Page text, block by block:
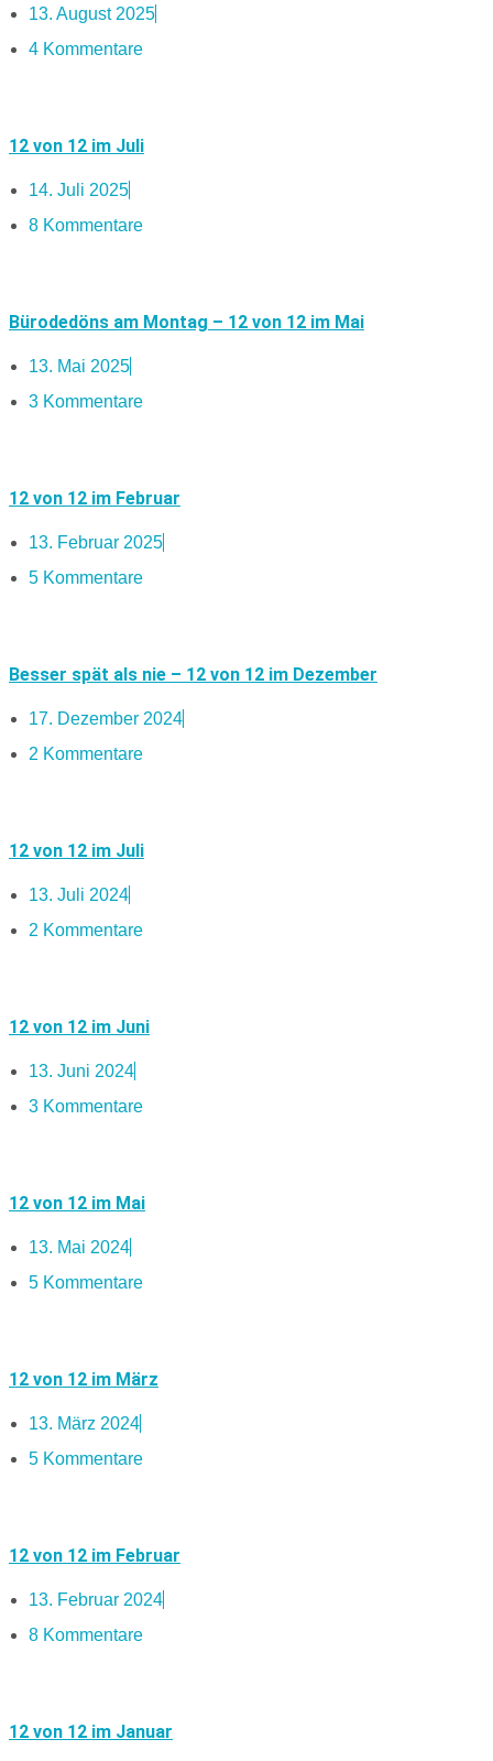
13. August 2025
4 Kommentare
12 von 12 im Juli
14. Juli 2025
8 Kommentare
Bürodedöns am Montag – 12 von 12 im Mai
13. Mai 2025
3 Kommentare
12 von 12 im Februar
13. Februar 2025
5 Kommentare
Besser spät als nie – 12 von 12 im Dezember
17. Dezember 2024
2 Kommentare
12 von 12 im Juli
13. Juli 2024
2 Kommentare
12 von 12 im Juni
13. Juni 2024
3 Kommentare
12 von 12 im Mai
13. Mai 2024
5 Kommentare
12 von 12 im März
13. März 2024
5 Kommentare
12 von 12 im Februar
13. Februar 2024
8 Kommentare
12 von 12 im Januar